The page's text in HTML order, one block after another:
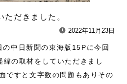
ただきました。
2022年11月23日
中日新聞の東海版15Pに今回
の取材をしていただきまし
ですと文字数の問題もありその